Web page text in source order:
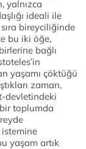
yalnızca
ideali ile
bireyciliğinde
bu iki öğe,
bağlı
yaşamı çöktüğü
zaman,
devletindeki
toplumda
istemine
yaşam artık